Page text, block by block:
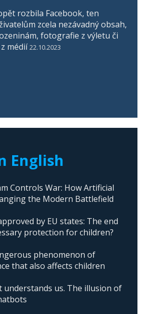
rozbila Facebook, ten
zcela nezávadný obsah,
fotografie z výletu či
médií 22.10.2023
English
Controls War: How Artificial
the Modern Battlefield
by EU states: The end
protection for children?
phenomenon of
that also affects children
understands us. The illusion of